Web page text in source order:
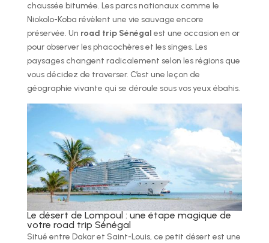
chaussée bitumée. Les parcs nationaux comme le
Niokolo-Koba révèlent une vie sauvage encore
préservée. Un road trip Sénégal est une occasion en or
pour observer les phacochères et les singes. Les
paysages changent radicalement selon les régions que
vous décidez de traverser. C’est une leçon de
géographie vivante qui se déroule sous vos yeux ébahis.
Le désert de Lompoul : une étape magique de
votre road trip Sénégal
Situé entre Dakar et Saint-Louis, ce petit désert est une